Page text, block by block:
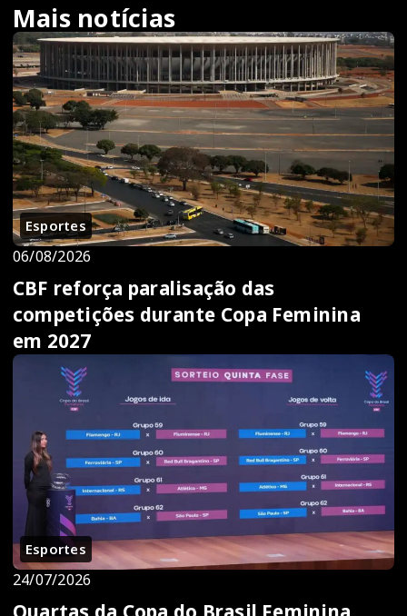
Mais notícias
Esportes
06/08/2026
CBF reforça paralisação das
competições durante Copa Feminina
em 2027
Esportes
24/07/2026